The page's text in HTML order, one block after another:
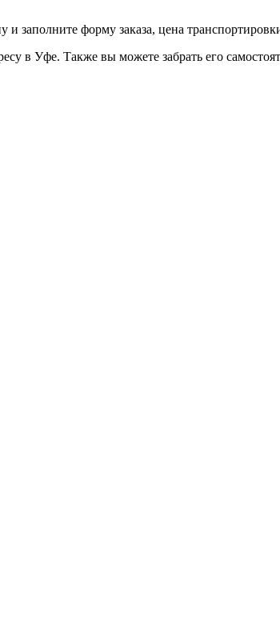
заполните форму заказа, цена
в Уфе. Также вы можете забрать его